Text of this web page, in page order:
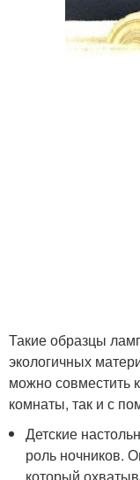
Такие образцы
экологичных
можно совместить
комнаты, так и с
Детские
роль ночников.